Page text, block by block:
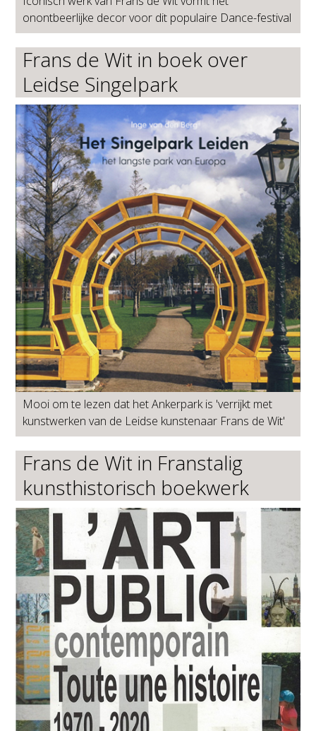
onontbeerlijke decor voor dit populaire Dance-festival
Frans de Wit in boek over
Leidse Singelpark
Mooi om te lezen dat het Ankerpark is 'verrijkt met
kunstwerken van de Leidse kunstenaar Frans de Wit'
Frans de Wit in Franstalig
kunsthistorisch boekwerk